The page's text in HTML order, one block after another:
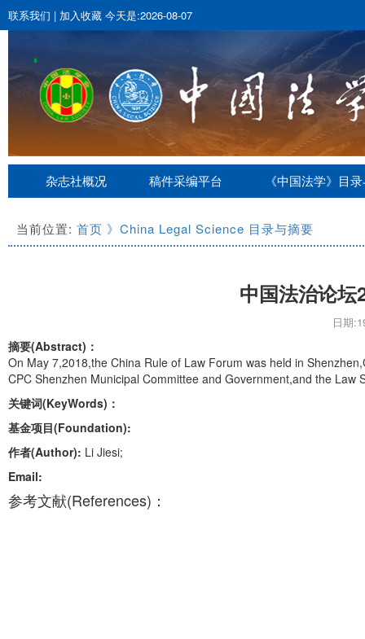
联系我们 | 加入收藏 今天是:2026-08-07
杂志社概况 稿件采编平台 《中国法学》目
当前位置: 首页 》China Legal Science 目录与摘要
中国法治论坛
日期
摘要(Abstract)：
On May 7,2018,the China Rule of Law Forum was held in
CPC Shenzhen Municipal Committee and Government,and the
关键词(KeyWords)：
基金项目(Foundation):
作者(Author): Li Jiesi;
Email:
参考文献(References)：